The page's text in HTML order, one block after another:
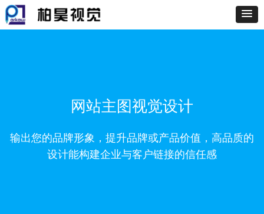
网站主图视觉设计
输出您的品牌形象，提升品牌或产品价值，高品质的
设计能构建企业与客户链接的信任感